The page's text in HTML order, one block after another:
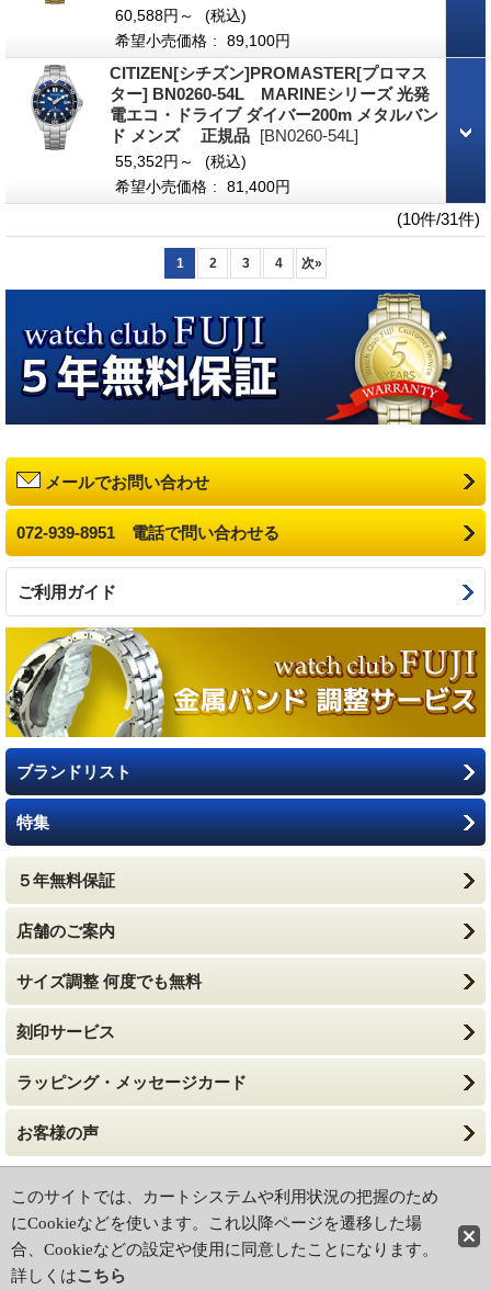
60,588円～
(税込)
希望小売価格 : 89,100円
CITIZEN[シチズン]PROMASTER[プロマス
ター] BN0260-54L MARINEシリーズ 光発
電エコ・ドライブ ダイバー200m メタルバン
ド メンズ 正規品 [BN0260-54L]
55,352円～
(税込)
希望小売価格 : 81,400円
(10件/31件)
1 2 3 4 次»
メールでお問い合わせ
072-939-8951 電話で問い合わせる
ご利用ガイド
ブランドリスト
特集
５年無料保証
店舗のご案内
サイズ調整 何度でも無料
刻印サービス
ラッピング・メッセージカード
お客様の声
ホーム | ショッピングカート
特定商取引法に基づく表記 | ご利用ガイド
PCサイト
Copyright (c) 2004 watchclub FUJI All Rights Reserved.
このサイトでは、カートシステムや利用状況の把握のため
にCookieなどを使います。これ以降ページを遷移した場
合、Cookieなどの設定や使用に同意したことになります。
詳しくはこちら